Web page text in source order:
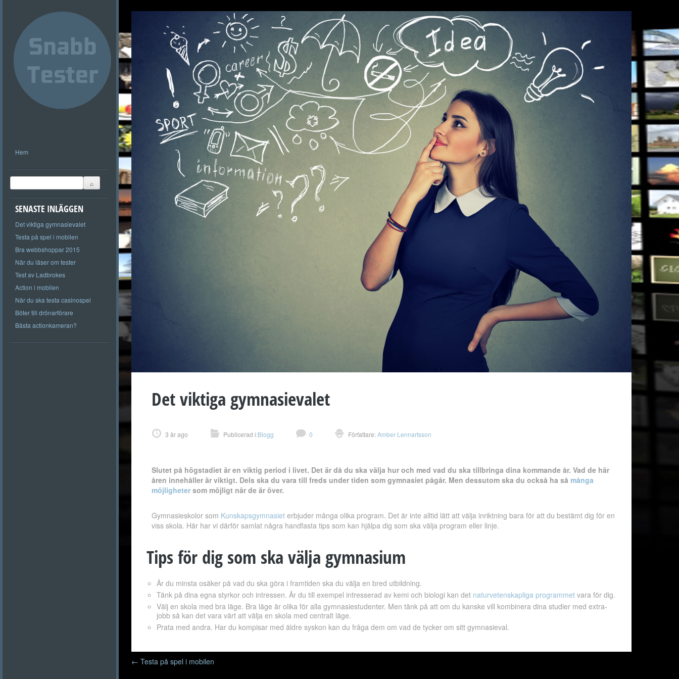
Hem
SENASTE INLÄGGEN
Det viktiga gymnasievalet
Testa på spel i mobilen
Bra webbshoppar 2015
När du läser om tester
Test av Ladbrokes
Action i mobilen
När du ska testa casinospel
Böter till drönarförare
Bästa actionkameran?
Det viktiga gymnasievalet
3 år ago Publicerad i:Blogg 0 Författare:Amber Lennartsson
Slutet på högstadiet är en viktig period i livet. Det är då du ska välja hur och med vad du ska tillbringa dina kommande år. Vad de här
åren innehåller är viktigt. Dels ska du vara till freds under tiden som gymnasiet pågår. Men dessutom ska du också ha så många
möjligheter som möjligt när de är över.
Gymnasieskolor som Kunskapsgymnasiet erbjuder många olika program. Det är inte alltid lätt att välja inriktning bara för att du bestämt dig för en
viss skola. Här har vi därför samlat några handfasta tips som kan hjälpa dig som ska välja program eller linje.
Tips för dig som ska välja gymnasium
Är du minsta osäker på vad du ska göra i framtiden ska du välja en bred utbildning.
Tänk på dina egna styrkor och intressen. Är du till exempel intresserad av kemi och biologi kan det naturvetenskapliga programmet vara för dig.
Välj en skola med bra läge. Bra läge är olika för alla gymnasiestudenter. Men tänk på att om du kanske vill kombinera dina studier med extra-
jobb så kan det vara värt att välja en skola med centralt läge.
Prata med andra. Har du kompisar med äldre syskon kan du fråga dem om vad de tycker om sitt gymnasieval.
← Testa på spel i mobilen